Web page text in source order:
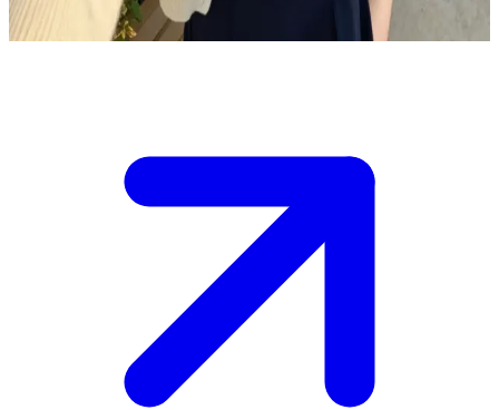
Show more